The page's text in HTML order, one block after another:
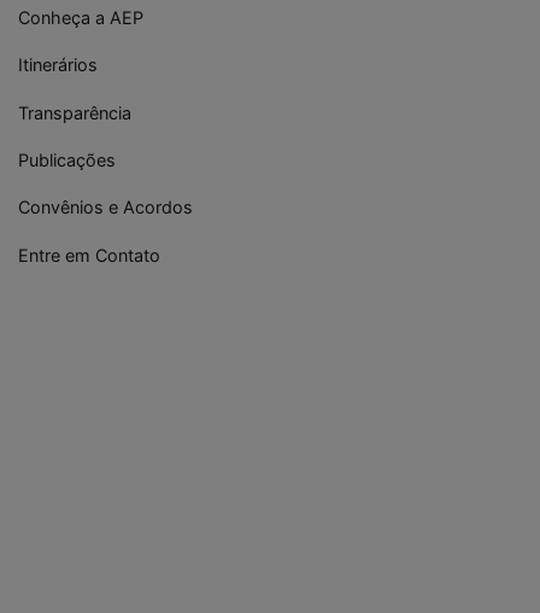
Conheça a AEP
Itinerários
Transparência
Publicações
Convênios e Acordos
Entre em Contato